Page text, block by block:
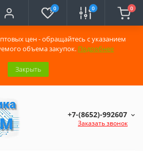
цен - обращайтесь с указанием
объема закупок. Подробнее
Закрыть
0 0 0
+7-(8652)-992607
Заказать звонок